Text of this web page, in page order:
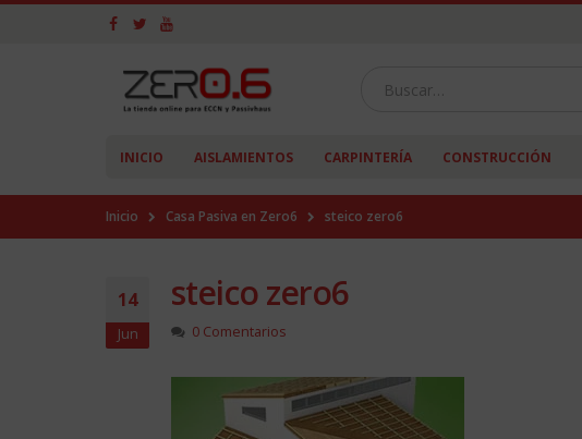
INICIO AISLAMIENTOS CARPINTERÍA CONSTRUCCIÓN
Inicio Casa Pasiva en Zero6 steico zero6
14
Jun
steico zero6
0 Comentarios